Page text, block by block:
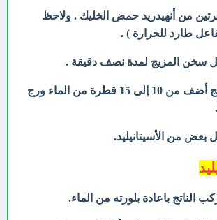
من أنهيدريد حمض الخليك . ولاحظ
طارد للحرارة ) .
سخن المزيج لمدة نصف دقيقة .
- وبعد تبريد المزيج أضف من 10 إلى 15 قطرة من الماء ورج
بعض من الأسيتانيليد.
الناتج باعادة بلورته من الماء.